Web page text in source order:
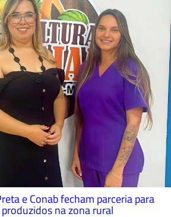
e Conab fecham parceria para
na zona rural